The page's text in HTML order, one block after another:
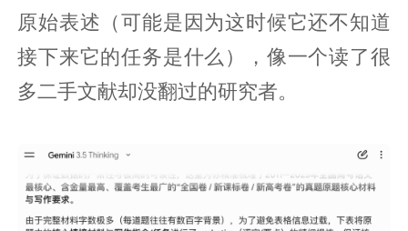
原始表述（可能是因为这时候它还不知道
接下来它的任务是什么），像一个读了很
多二手文献却没翻过的研究者。